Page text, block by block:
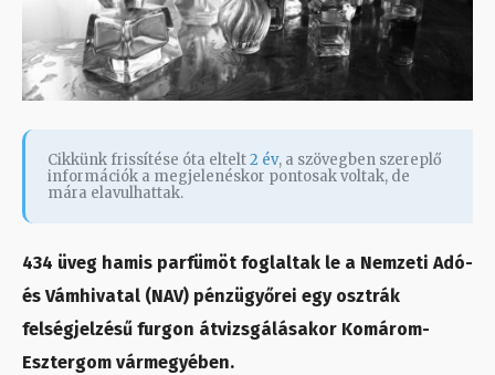
Cikkünk frissítése óta eltelt2 év, a szövegben szereplő
információk a megjelenéskor pontosak voltak, de
mára elavulhattak.
434 üveg hamis parfümöt foglaltak le a Nemzeti Adó-
és Vámhivatal (NAV) pénzügyőrei egy osztrák
felségjelzésű furgon átvizsgálásakor Komárom-
Esztergom vármegyében.